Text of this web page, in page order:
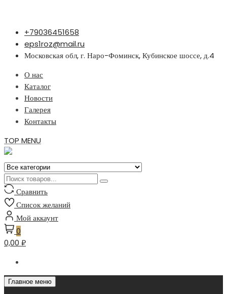
Перейти
содержимому
+79036451658
eps1roz@mail.ru
Московская обл, г. Наро-Фоминск, Кубинское шоссе, д.4
О нас
Каталог
Новости
Галерея
Контакты
TOP MENU
Сравнить
Список желаний
Мой аккаунт
0
0,00 ₽
Главное меню